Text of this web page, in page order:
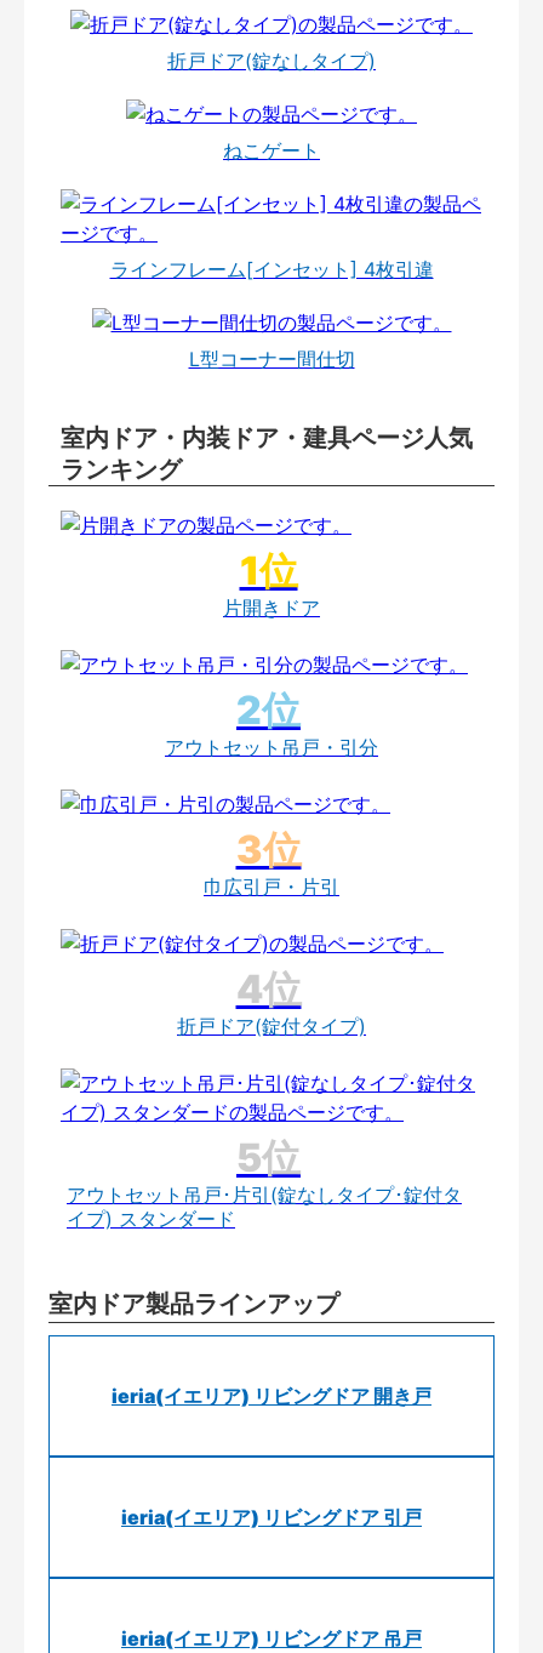
折戸ドア(錠なしタイプ)
ねこゲート
ラインフレーム[インセット] 4枚引違
L型コーナー間仕切
室内ドア・内装ドア・建具ページ人気
ランキング
片開きドア
アウトセット吊戸・引分
巾広引戸・片引
折戸ドア(錠付タイプ)
アウトセット吊戸･片引(錠なしタイプ･錠付タ
イプ) スタンダード
室内ドア製品ラインアップ
ieria(イエリア) リビングドア 開き戸
ieria(イエリア) リビングドア 引戸
ieria(イエリア) リビングドア 吊戸